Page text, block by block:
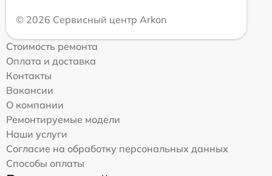
© 2026 Сервисный центр Arkon
Стоимость ремонта
Оплата и доставка
Контакты
Вакансии
О компании
Ремонтируемые модели
Наши услуги
Согласие на обработку персональных данных
Способы оплаты